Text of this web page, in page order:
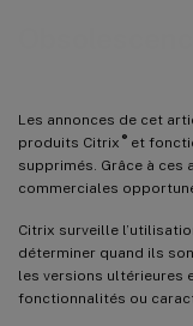
Les annonces de cet
produits Citrix ®et
supprimés. Grâce à ces
commerciales
Citrix surveille
déterminer quand ils
les versions ultérieures
fonctionnalités ou